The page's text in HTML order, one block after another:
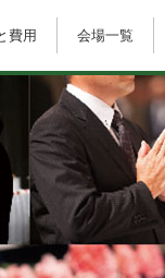
費用 会場一覧